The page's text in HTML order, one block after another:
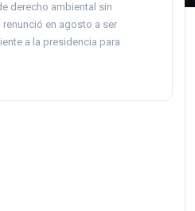
derecho ambiental sin
en agosto a ser
a la presidencia para